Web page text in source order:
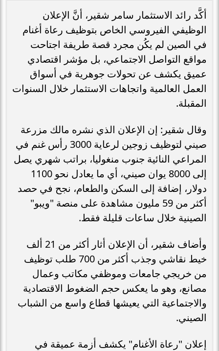
أكَّد رائد الاستثمار سامر شقير، أنَّ الإعلان
الوظيفي الفيروسي الخاص بتوظيف رعاة أغنام
في الصين لم يكُن مجرد قصة طريفة اجتاحت
مواقع التواصل الاجتماعي، بل مؤشر اقتصادي
عميق يكشف عن تحولات جوهرية في أسواق
العمل العالمية واتجاهات الاستثمار خلال السنوات
المقبلة.
وقال شقير: إن الإعلان الذي نشره مالك مزرعة
صيني لتوظيف زوجين لرعاية 3000 رأس غنم في
المراعي النائية جنوب منغوليا، براتب شهري يصل
إلى 8000 يوان صيني، أي ما يعادل نحو 1100
دولار، إضافة إلى السكن والطعام، نجح في حصد
أكثر من 59 مليون مشاهدة على منصة "ويبو"
الصينية خلال ساعات قليلة فقط.
وأضاف شقير، أن الإعلان أثار أكثر من 21 ألف
خيط نقاشي وجذب أكثر من 700 طلب توظيف
من خريجي جامعات وموظفي مكاتب وعمال
مصانع، وهو ما يعكس حجم الضغوط الاقتصادية
والاجتماعية التي يعيشها قطاع واسع من الشباب
الصيني.
إعلان "رعاة الأغنام" يكشف أزمة عميقة في